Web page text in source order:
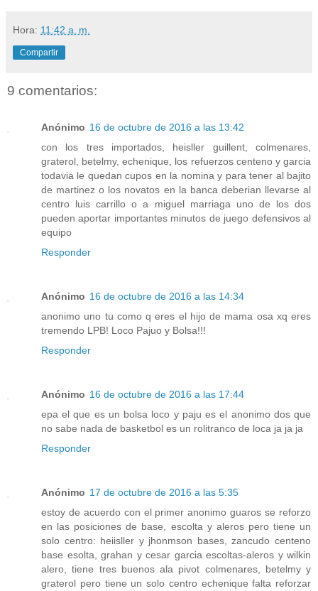
Hora: 11:42 a. m.
Compartir
9 comentarios:
Anónimo 16 de octubre de 2016 a las 13:42
con los tres importados, heisller guillent, colmenares,
graterol, betelmy, echenique, los refuerzos centeno y garcia
todavia le quedan cupos en la nomina y para tener al bajito
de martinez o los novatos en la banca deberian llevarse al
centro luis carrillo o a miguel marriaga uno de los dos
pueden aportar importantes minutos de juego defensivos al
equipo
Responder
Anónimo 16 de octubre de 2016 a las 14:34
anonimo uno tu como q eres el hijo de mama osa xq eres
tremendo LPB! Loco Pajuo y Bolsa!!!
Responder
Anónimo 16 de octubre de 2016 a las 17:44
epa el que es un bolsa loco y paju es el anonimo dos que
no sabe nada de basketbol es un rolitranco de loca ja ja ja
Responder
Anónimo 17 de octubre de 2016 a las 5:35
estoy de acuerdo con el primer anonimo guaros se reforzo
en las posiciones de base, escolta y aleros pero tiene un
solo centro: heiisller y jhonmson bases, zancudo centeno
base esolta, grahan y cesar garcia escoltas-aleros y wilkin
alero, tiene tres buenos ala pivot colmenares, betelmy y
graterol pero tiene un solo centro echenique falta reforzar